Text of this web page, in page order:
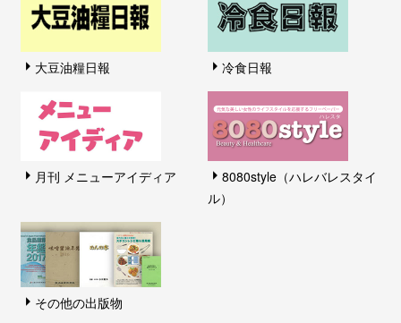
大豆油糧日報 冷食日報
月刊 メニューアイディア
8080style（ハレバレスタイ
ル）
その他の出版物